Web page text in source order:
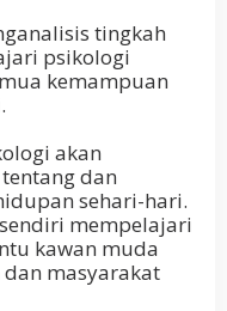
tingkah
psikologi
kemampuan
akan
dan
sehari-hari.
mempelajari
kawan muda
masyarakat